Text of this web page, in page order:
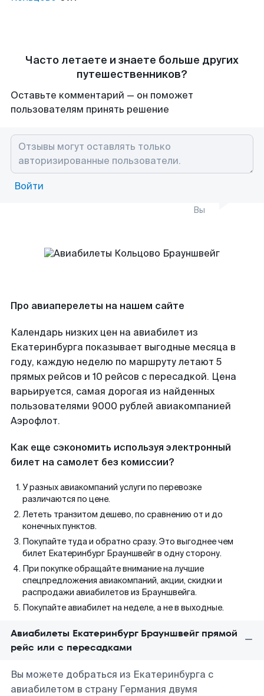
Часто летаете и знаете больше других
путешественников?
Оставьте комментарий — он поможет
пользователям принять решение
Войти
Вы
Про авиаперелеты на нашем сайте
Календарь низких цен на авиабилет из
Екатеринбурга показывает выгодные месяца в
году, каждую неделю по маршруту летают 5
прямых рейсов и 10 рейсов с пересадкой. Цена
варьируется, самая дорогая из найденных
пользователями 9000 рублей авиакомпанией
Аэрофлот.
Как еще сэкономить используя электронный
билет на самолет без комиссии?
У разных авиакомпаний услуги по перевозке
различаются по цене.
Лететь транзитом дешево, по сравнению от и до
конечных пунктов.
Покупайте туда и обратно сразу. Это выгоднее чем
билет Екатеринбург Брауншвейг в одну сторону.
При покупке обращайте внимание на лучшие
спецпредложения авиакомпаний, акции, скидки и
распродажи авиабилетов из Брауншвейга.
Покупайте авиабилет на неделе, а не в выходные.
Авиабилеты Екатеринбург Брауншвейг прямой
рейс или с пересадками
Вы можете добраться из Екатеринбурга с
авиабилетом в страну Германия двумя